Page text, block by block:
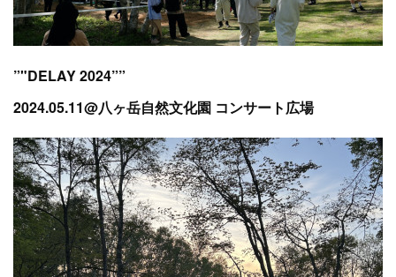
”"DELAY 2024””
2024.05.11@八ヶ岳自然文化園 コンサート広場